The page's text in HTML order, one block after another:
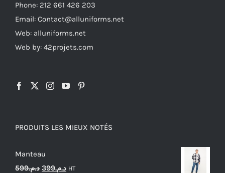
Phone: 212 661 426 203
Email: Contact@alluniforms.net
Web: alluniforms.net
Web by: 42projets.com
PRODUITS LES MIEUX NOTÉS
Manteau
د.م.599
Le
د.م.399
Le
HT